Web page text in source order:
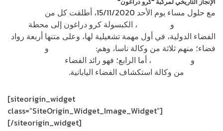
مع حلول مساء يوم الأحد 15/11/2020، أطلقت كل من
و
، الكبسولة كرو دراغون إلى محطة
الفضاء الدولية، في أول مهمة تشغيلية لها، وعلى متنها أربعة رواد
فضاء؛ منهم ثلاثة من وكالة ناسا، وهم:
و
و ، أما الرابع؛ فهو رائد الفضاء
من وكالة استكشاف الفضاء اليابانية.
[siteorigin_widget
class=”SiteOrigin_Widget_Image_Widget”]
[/siteorigin_widget]